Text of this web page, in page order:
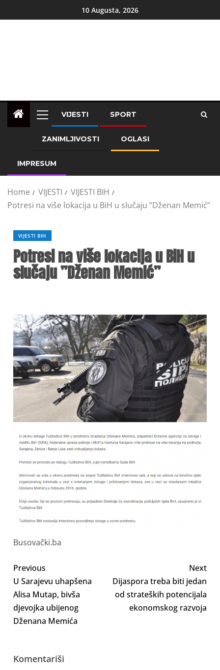
10 Augusta, 2026
VIJESTI SPORT
ZANIMLJIVOSTI OGLASI
IMPRESUM
Home VIJESTI
VIJESTI BIH
Potresi na više lokacija u BiH u slučaju ”Dženan Memić”
VIJESTI BIH
Potresi na više lokacija u BiH u
slučaju ”Dženan Memić”
Busovački.ba
Previous
U Sarajevu uhapšena
Alisa Mutap, bivša
djevojka ubijenog
Dženana Memića
Next
Dijaspora treba biti jedan
od strateških potencijala
ekonomskog razvoja
Komentariši